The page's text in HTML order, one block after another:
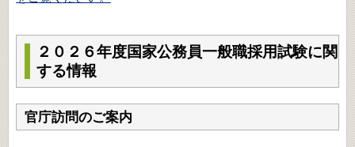
２０２６年度国家公務員一般職採用試験に関
する情報
官庁訪問のご案内